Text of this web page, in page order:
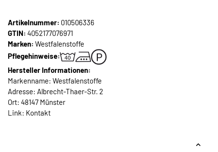
Artikelnummer: 010506336
GTIN: 4052177076971
Marken: Westfalenstoffe
Pflegehinweise:
Hersteller Informationen:
Markenname: Westfalenstoffe
Adresse: Albrecht-Thaer-Str. 2
Ort: 48147 Münster
Link: Kontakt